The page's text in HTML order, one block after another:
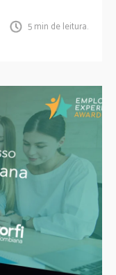
5 min de leitura.